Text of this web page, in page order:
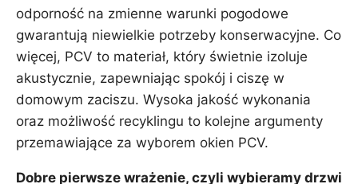
odporność na zmienne warunki pogodowe
gwarantują niewielkie potrzeby konserwacyjne. Co
więcej, PCV to materiał, który świetnie izoluje
akustycznie, zapewniając spokój i ciszę w
domowym zaciszu. Wysoka jakość wykonania
oraz możliwość recyklingu to kolejne argumenty
przemawiające za wyborem okien PCV.
Dobre pierwsze wrażenie, czyli wybieramy drzwi